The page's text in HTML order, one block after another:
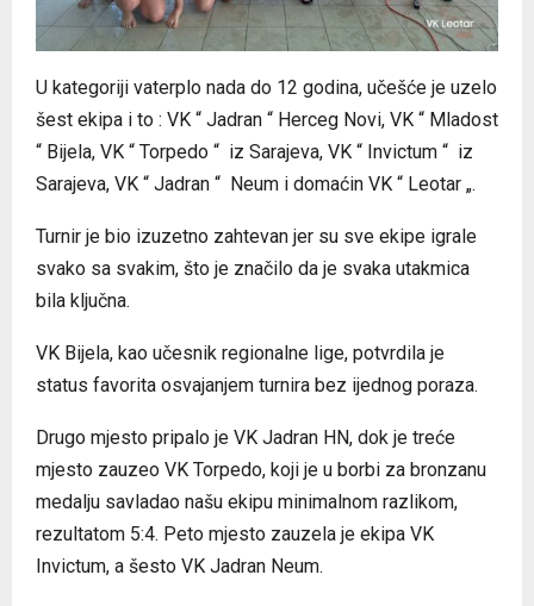
U kategoriji vaterplo nada do 12 godina, učešće je uzelo
šest ekipa i to : VK “ Jadran “ Herceg Novi, VK “ Mladost
“ Bijela, VK “ Torpedo “ iz Sarajeva, VK “ Invictum “ iz
Sarajeva, VK “ Jadran “ Neum i domaćin VK “ Leotar „.
Turnir je bio izuzetno zahtevan jer su sve ekipe igrale
svako sa svakim, što je značilo da je svaka utakmica
bila ključna.
VK Bijela, kao učesnik regionalne lige, potvrdila je
status favorita osvajanjem turnira bez ijednog poraza.
Drugo mjesto pripalo je VK Jadran HN, dok je treće
mjesto zauzeo VK Torpedo, koji je u borbi za bronzanu
medalju savladao našu ekipu minimalnom razlikom,
rezultatom 5:4. Peto mjesto zauzela je ekipa VK
Invictum, a šesto VK Jadran Neum.